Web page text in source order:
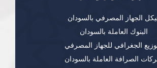
الجهاز المصرفي بالسودان
البنوك العاملة بالسودان
الجغرافي للجهاز المصرفي
الصرافة العاملة بالسودان